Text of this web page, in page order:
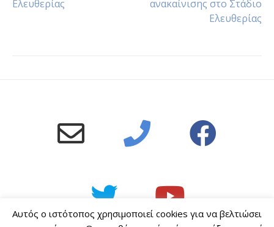
Ελευθερίας
ανακαίνισης στο Στάδιο
Ελευθερίας
Αυτός ο ιστότοπος χρησιμοποιεί cookies για να βελτιώσει